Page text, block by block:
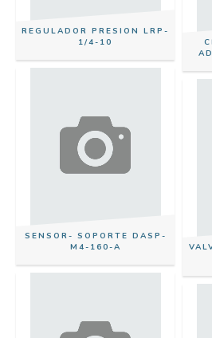
REGULADOR PRESION LRP-
1/4-10
SENSOR- SOPORTE DASP-
M4-160-A